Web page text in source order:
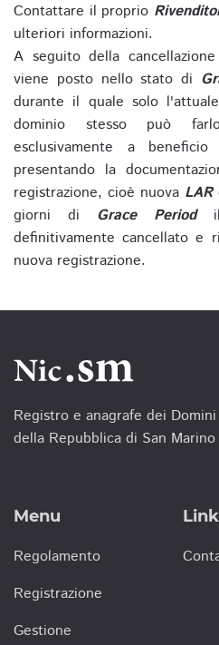
Contattare il proprio
ulteriori informazioni.
A seguito della
viene posto nello stato di
durante il quale solo l'attuale
dominio stesso può
esclusivamente a
presentando la
registrazione, cioè nuova LAR
giorni di Grace Periodil
definitivamente cancellato e
nuova registrazione.
Registro e anagrafe dei Domini
della Repubblica di San Marino
Menu
Regolamento
Registrazione
Gestione